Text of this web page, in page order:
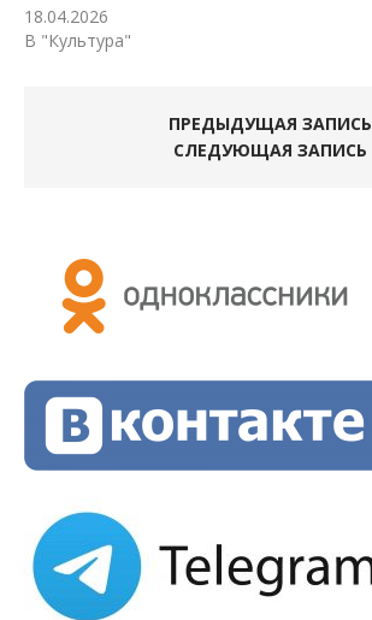
18.04.2026
В "Культура"
ПРЕДЫДУЩАЯ ЗАПИСЬ
СЛЕДУЮЩАЯ ЗАПИСЬ